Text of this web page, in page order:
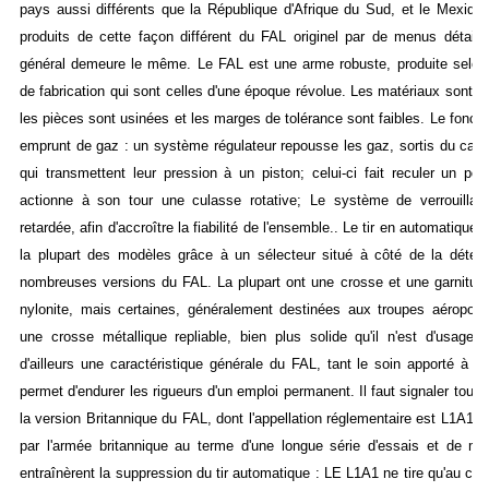
pays aussi différents que la République d'Afrique du Sud, et le
produits de cette façon différent du FAL originel par de menus
général demeure le même. Le FAL est une arme robuste, produite
de fabrication qui sont celles d'une époque révolue. Les matériaux sont
les pièces sont usinées et les marges de tolérance sont faibles. Le
emprunt de gaz : un système régulateur repousse les gaz, sortis du
qui transmettent leur pression à un piston; celui-ci fait reculer un
actionne à son tour une culasse rotative; Le système de
retardée, afin d'accroître la fiabilité de l'ensemble.. Le tir en automatique
la plupart des modèles grâce à un sélecteur situé à côté de la
nombreuses versions du FAL. La plupart ont une crosse et une
nylonite, mais certaines, généralement destinées aux troupes
une crosse métallique repliable, bien plus solide qu'il n'est d'usage.
d'ailleurs une caractéristique générale du FAL, tant le soin apporté à
permet d'endurer les rigueurs d'un emploi permanent. Il faut signaler tout
la version Britannique du FAL, dont l'appellation réglementaire est L1A1.
par l'armée britannique au terme d'une longue série d'essais et de
entraînèrent la suppression du tir automatique : LE L1A1 ne tire qu'au